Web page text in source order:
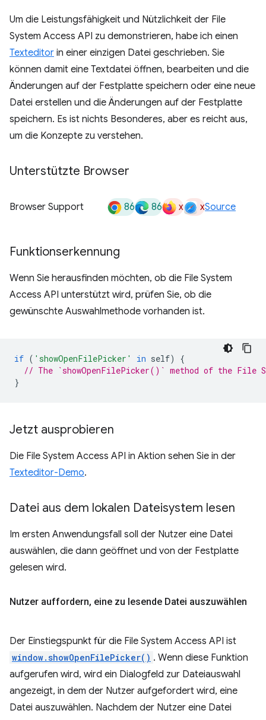
Um die Leistungsfähigkeit und Nützlichkeit der File
System Access API zu demonstrieren, habe ich einen
Texteditor in einer einzigen Datei geschrieben. Sie
können damit eine Textdatei öffnen, bearbeiten und die
Änderungen auf der Festplatte speichern oder eine neue
Datei erstellen und die Änderungen auf der Festplatte
speichern. Es ist nichts Besonderes, aber es reicht aus,
um die Konzepte zu verstehen.
Unterstützte Browser
Browser Support 86 86 x xSource
Funktionserkennung
Wenn Sie herausfinden möchten, ob die File System
Access API unterstützt wird, prüfen Sie, ob die
gewünschte Auswahlmethode vorhanden ist.
if ( 'showOpenFilePicker' in self)
{
// The `showOpenFilePicker()` method of the File
}
Jetzt ausprobieren
Die File System Access API in Aktion sehen Sie in der
Texteditor-Demo.
Datei aus dem lokalen Dateisystem lesen
Im ersten Anwendungsfall soll der Nutzer eine Datei
auswählen, die dann geöffnet und von der Festplatte
gelesen wird.
Nutzer auffordern, eine zu lesende Datei auszuwählen
Der Einstiegspunkt für die File System Access API ist
window.showOpenFilePicker() . Wenn diese Funktion
aufgerufen wird, wird ein Dialogfeld zur Dateiauswahl
angezeigt, in dem der Nutzer aufgefordert wird, eine
Datei auszuwählen. Nachdem der Nutzer eine Datei